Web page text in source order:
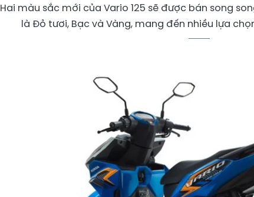
Hai màu sắc mới của Vario 125 sẽ được bán song
là Đỏ tươi, Bạc và Vàng, mang đến nhiều lựa